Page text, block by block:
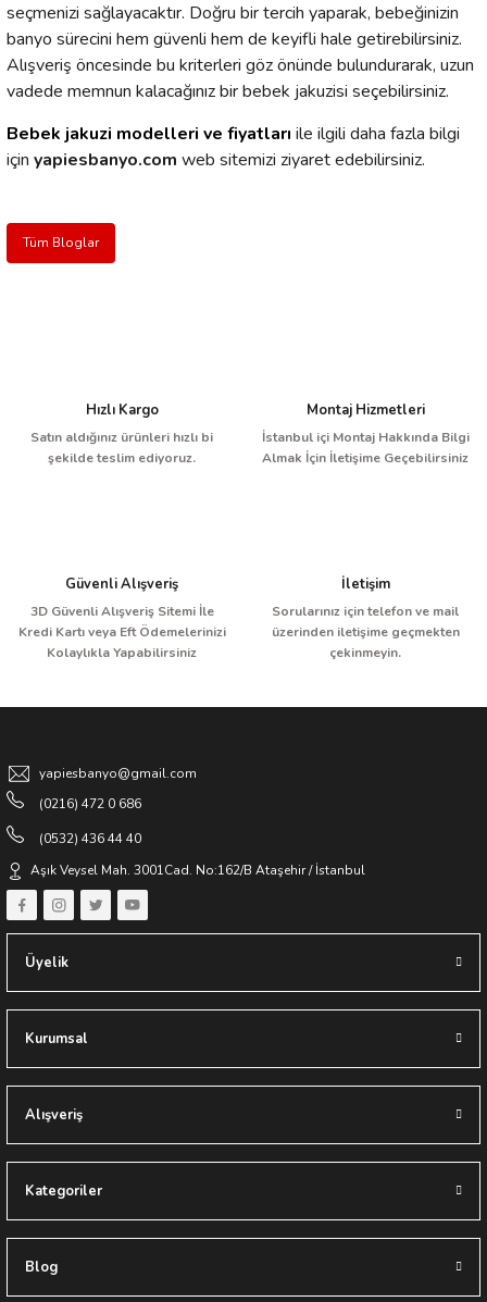
seçmenizi sağlayacaktır. Doğru bir tercih yaparak, bebeğinizin
banyo sürecini hem güvenli hem de keyifli hale getirebilirsiniz.
Alışveriş öncesinde bu kriterleri göz önünde bulundurarak, uzun
vadede memnun kalacağınız bir bebek jakuzisi seçebilirsiniz.
Bebek jakuzi modelleri ve fiyatları ile ilgili daha fazla bilgi
için yapiesbanyo.com web sitemizi ziyaret edebilirsiniz.
Tüm Bloglar
Hızlı Kargo
Satın aldığınız ürünleri hızlı bi
şekilde teslim ediyoruz.
Montaj Hizmetleri
İstanbul içi Montaj Hakkında Bilgi
Almak İçin İletişime Geçebilirsiniz
Güvenli Alışveriş
3D Güvenli Alışveriş Sitemi İle
Kredi Kartı veya Eft Ödemelerinizi
Kolaylıkla Yapabilirsiniz
İletişim
Sorularınız için telefon ve mail
üzerinden iletişime geçmekten
çekinmeyin.
yapiesbanyo@gmail.com
(0216) 472 0 686
(0532) 436 44 40
Aşık Veysel Mah. 3001Cad. No:162/B Ataşehir / İstanbul
Üyelik
Kurumsal
Alışveriş
Kategoriler
Blog